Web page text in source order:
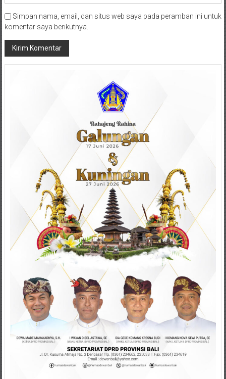
Simpan nama, email, dan situs web saya pada peramban ini untuk
komentar saya berikutnya.